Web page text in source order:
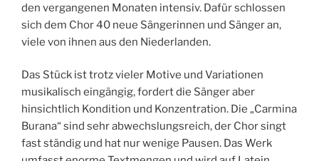
den vergangenen Monaten intensiv. Dafür schlossen
sich dem Chor 40 neue Sängerinnen und Sänger an,
viele von ihnen aus den Niederlanden.
Das Stück ist trotz vieler Motive und Variationen
musikalisch eingängig, fordert die Sänger aber
hinsichtlich Kondition und Konzentration. Die „Carmina
Burana“ sind sehr abwechslungsreich, der Chor singt
fast ständig und hat nur wenige Pausen. Das Werk